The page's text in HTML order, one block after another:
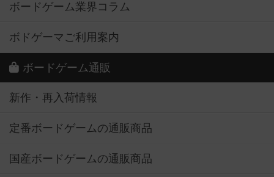
ボードゲーム業界コラム
ボドゲーマご利用案内
ボードゲーム通販
新作・再入荷情報
定番ボードゲームの通販商品
国産ボードゲームの通販商品